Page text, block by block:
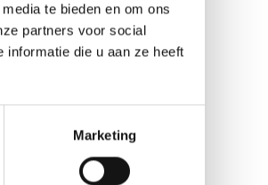
te bieden en om ons
partners voor social
informatie die u aan ze heeft
Marketing